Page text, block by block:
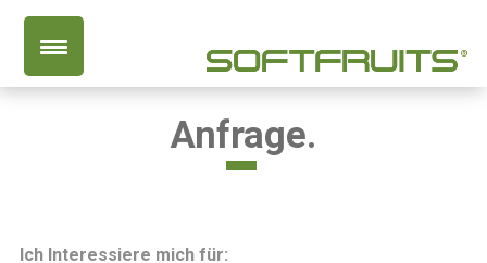
Anfrage.
Ich Interessiere mich für: